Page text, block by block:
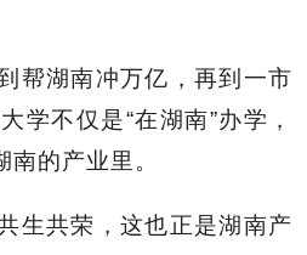
帮湖南冲万亿，再到一市
学不仅是“在湖南”办学，
南的产业里。
生共荣，这也正是湖南产